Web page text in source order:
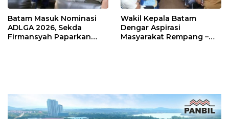
Batam Masuk Nominasi
ADLGA 2026, Sekda
Firmansyah Paparkan
Wakil Kepala Batam
Dengar Aspirasi
Masyarakat Rempang –